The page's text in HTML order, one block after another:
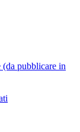
(da pubblicare in